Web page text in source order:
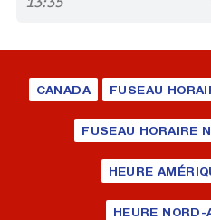
CANADA FUSEAU
FUSEAU HORAIRE
HEURE
HEURE NORD-